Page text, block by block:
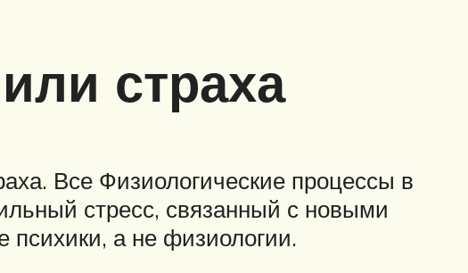
страха
Все Физиологические процессы в
стресс, связанный с новыми
а не физиологии.